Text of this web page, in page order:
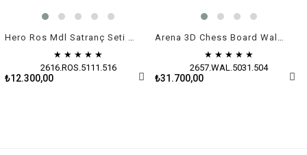
★ ★ ★ ★ ★
2616.ROS.5111.516
₺12.300,00
★ ★ ★ ★ ★
2657.WAL.5031.504
₺31.700,00